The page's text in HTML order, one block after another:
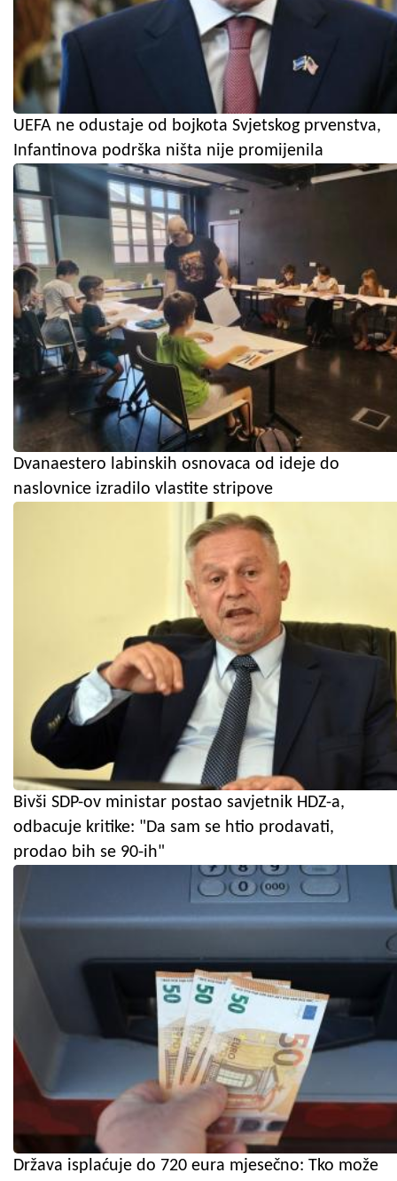
UEFA ne odustaje od bojkota Svjetskog prvenstva,
Infantinova podrška ništa nije promijenila
Dvanaestero labinskih osnovaca od ideje do
naslovnice izradilo vlastite stripove
Bivši SDP-ov ministar postao savjetnik HDZ-a,
odbacuje kritike: "Da sam se htio prodavati,
prodao bih se 90-ih"
Država isplaćuje do 720 eura mjesečno: Tko može